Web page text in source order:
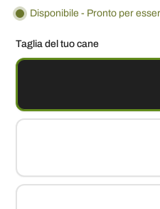
Disponibile - Pronto per
Taglia del tuo cane